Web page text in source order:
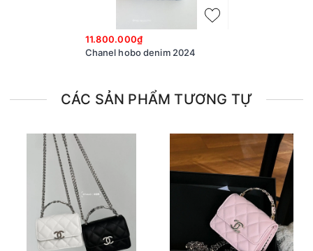
11.800.000₫
Chanel hobo denim 2024
CÁC SẢN PHẨM TƯƠNG TỰ